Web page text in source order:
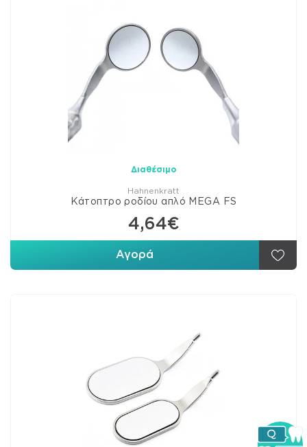
Διαθέσιμο
Hahnenkratt
Κάτοπτρο ροδίου απλό MEGA FS
4,64€
Αγορά